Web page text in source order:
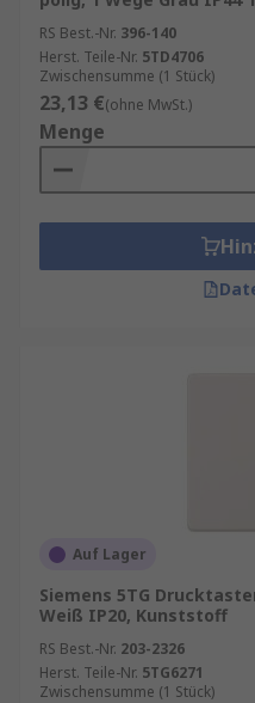
Selbst wenn Sie
technischen
diese Schalter
von einem
RS Best.-Nr. 396-140
Herst. Teile-Nr. 5TD4706
Zwischensumme (1 Stück)
23,13 €(ohne MwSt.)
Menge
Auf Lager
Siemens 5TG
Weiß IP20, Kunststoff
RS Best.-Nr. 203-2326
Herst. Teile-Nr. 5TG6271
Zwischensumme (1 Stück)